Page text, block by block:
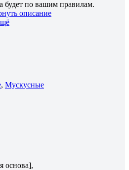
будет по вашим правилам.
описание
, Мускусные
основа],